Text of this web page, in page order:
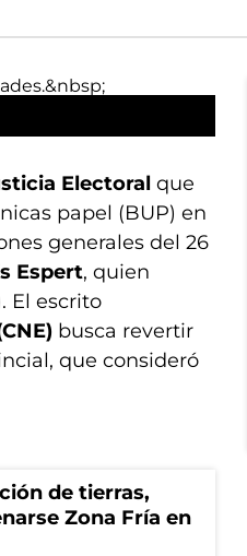
Electoral que
papel (BUP) en
generales del 26
Espert, quien
El escrito
busca revertir
que consideró
de tierras,
Zona Fría en